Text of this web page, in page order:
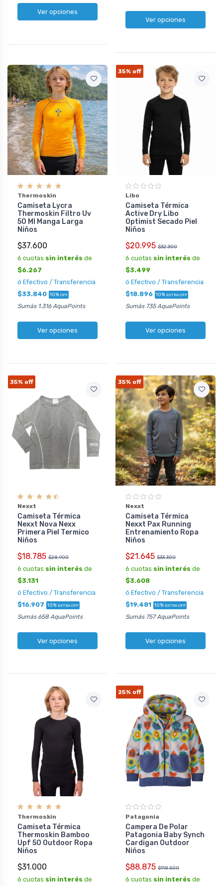
Ver opciones
Ver opciones
Thermoskin
Camiseta Lycra
Thermoskin Filtro Uv
50 Ml Manga Larga
Niños
$37.600
6 cuotas sin interés de
$6.267
ó Efectivo / Transferencia
$33.840 10% OFF
Sumás 1.316 AquaPoints
Ver opciones
35% off
Libo
Camiseta Térmica
Active Dry Libo
Optimist Secado Piel
Niños
$20.995 $32.300
6 cuotas sin interés de
$3.499
ó Efectivo / Transferencia
$18.896 10% EXTRA OFF
Sumás 735 AquaPoints
Ver opciones
35% off
Nexxt
Camiseta Térmica
Nexxt Nova Nexx
Primera Piel Termico
Niños
$18.785 $28.900
6 cuotas sin interés de
$3.131
ó Efectivo / Transferencia
$16.907 10% EXTRA OFF
Sumás 658 AquaPoints
Ver opciones
35% off
Nexxt
Camiseta Térmica
Nexxt Pax Running
Entrenamiento Ropa
Niños
$21.645 $33.300
6 cuotas sin interés de
$3.608
ó Efectivo / Transferencia
$19.481 10% EXTRA OFF
Sumás 757 AquaPoints
Ver opciones
Thermoskin
Camiseta Térmica
Thermoskin Bamboo
Upf 50 Outdoor Ropa
Niños
$31.000
6 cuotas sin interés de
25% off
Patagonia
Campera De Polar
Patagonia Baby Synch
Cardigan Outdoor
Niños
$88.875 $118.500
6 cuotas sin interés de